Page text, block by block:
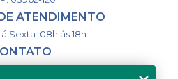
ATENDIMENTO
Sexta: 08h ás 18h